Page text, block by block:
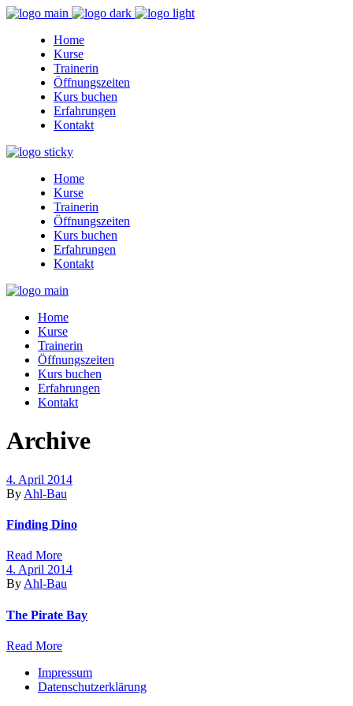
Home
Kurse
Trainerin
Öffnungszeiten
Kurs buchen
Erfahrungen
Kontakt
Home
Kurse
Trainerin
Öffnungszeiten
Kurs buchen
Erfahrungen
Kontakt
Home
Kurse
Trainerin
Öffnungszeiten
Kurs buchen
Erfahrungen
Kontakt
Archive
4. April 2014
By Ahl-Bau
Finding Dino
Read More
4. April 2014
ByAhl-Bau
The Pirate Bay
Read More
Impressum
Datenschutzerklärung